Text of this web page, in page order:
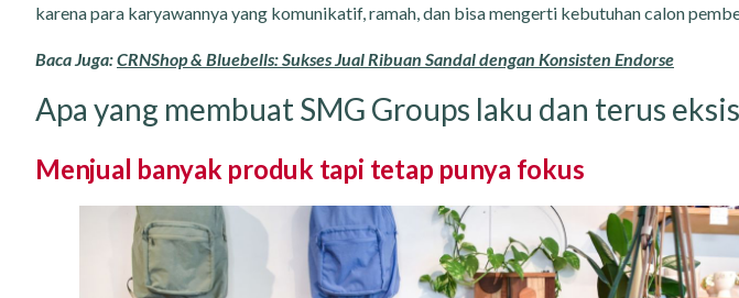
karena para karyawannya yang komunikatif, ramah, dan bisa mengerti kebutuhan calon
Baca Juga:CRNShop & Bluebells: Sukses Jual Ribuan Sandal dengan Konsisten Endorse
Apa yang membuat SMG Groups laku dan terus
Menjual banyak produk tapi tetap punya fokus